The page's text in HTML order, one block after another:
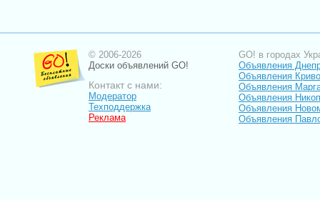
© 2006-2026
Доски объявлений GO!
Контакт с нами:
Модератор
Техподдержка
Реклама
GO! в городах
Объявления
Объявления
Объявления
Объявления
Объявления
Объявления